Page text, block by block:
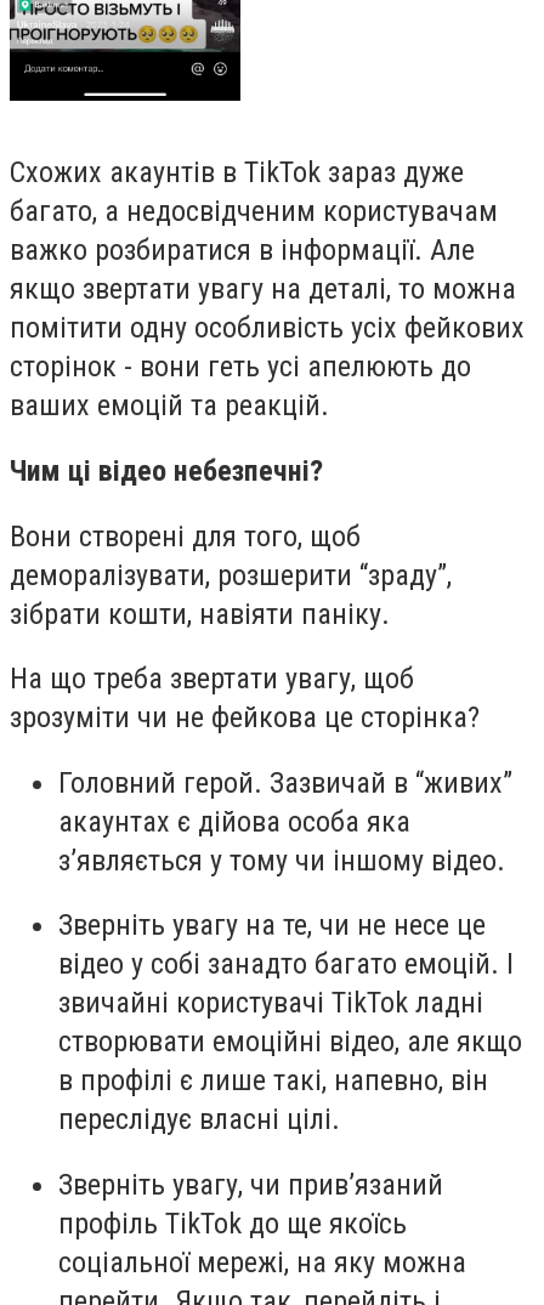
Схожих акаунтів в TikTok зараз дуже
багато, а недосвідченим користувачам
важко розбиратися в інформації. Але
якщо звертати увагу на деталі, то можна
помітити одну особливість усіх фейкових
сторінок - вони геть усі апелюють до
ваших емоцій та реакцій.
Чим ці відео небезпечні?
Вони створені для того, щоб
деморалізувати, розшерити “зраду”,
зібрати кошти, навіяти паніку.
На що треба звертати увагу, щоб
зрозуміти чи не фейкова це сторінка?
Головний герой. Зазвичай в “живих”
акаунтах є дійова особа яка
з’являється у тому чи іншому відео.
Зверніть увагу на те, чи не несе це
відео у собі занадто багато емоцій. І
звичайні користувачі TikTok ладні
створювати емоційні відео, але якщо
в профілі є лише такі, напевно, він
переслідує власні цілі.
Зверніть увагу, чи прив’язаний
профіль TikTok до ще якоїсь
соціальної мережі, на яку можна